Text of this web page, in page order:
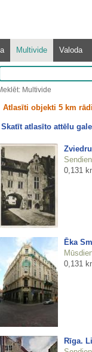
Multivide Valoda
Multivide
Atlasīti objekti 5 km
Skatīt atlasīto attēlu
0,131
Ēka
0,131
Rīga.